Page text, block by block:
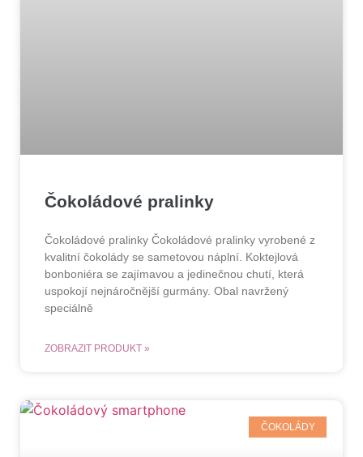
Čokoládové pralinky
Čokoládové pralinky Čokoládové pralinky vyrobené z
kvalitní čokolády se sametovou náplní. Koktejlová
bonboniéra se zajímavou a jedinečnou chutí, která
uspokojí nejnáročnější gurmány. Obal navržený
speciálně
ZOBRAZIT PRODUKT »
ČOKOLÁDY